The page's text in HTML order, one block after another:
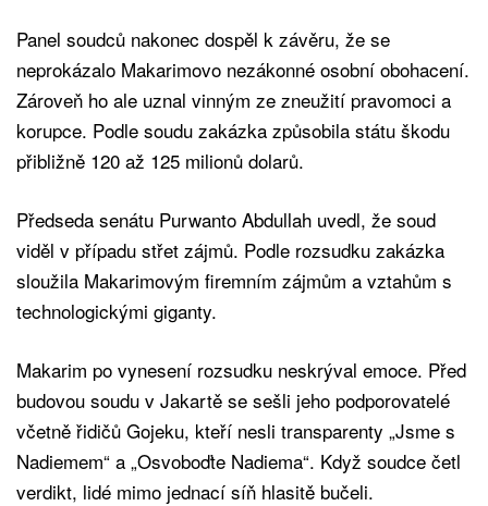
Panel soudců nakonec dospěl k závěru, že se
neprokázalo Makarimovo nezákonné osobní obohacení.
Zároveň ho ale uznal vinným ze zneužití pravomoci a
korupce. Podle soudu zakázka způsobila státu škodu
přibližně 120 až 125 milionů dolarů.
Předseda senátu Purwanto Abdullah uvedl, že soud
viděl v případu střet zájmů. Podle rozsudku zakázka
sloužila Makarimovým firemním zájmům a vztahům s
technologickými giganty.
Makarim po vynesení rozsudku neskrýval emoce. Před
budovou soudu v Jakartě se sešli jeho podporovatelé
včetně řidičů Gojeku, kteří nesli transparenty „Jsme s
Nadiemem“ a „Osvoboďte Nadiema“. Když soudce četl
verdikt, lidé mimo jednací síň hlasitě bučeli.